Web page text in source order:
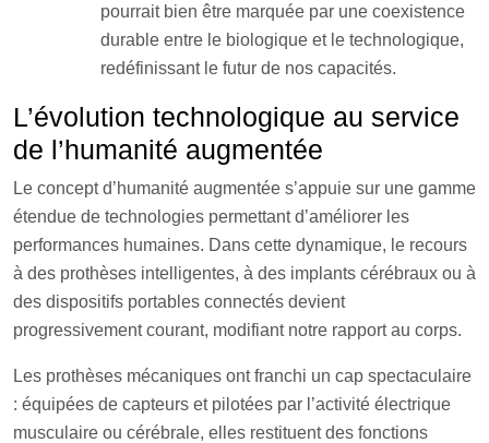
pourrait bien être marquée par une coexistence
durable entre le biologique et le technologique,
redéfinissant le futur de nos capacités.
L’évolution technologique au service
de l’humanité augmentée
Le concept d’humanité augmentée s’appuie sur une gamme
étendue de technologies permettant d’améliorer les
performances humaines. Dans cette dynamique, le recours
à des prothèses intelligentes, à des implants cérébraux ou à
des dispositifs portables connectés devient
progressivement courant, modifiant notre rapport au corps.
Les prothèses mécaniques ont franchi un cap spectaculaire
: équipées de capteurs et pilotées par l’activité électrique
musculaire ou cérébrale, elles restituent des fonctions